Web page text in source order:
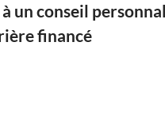
un conseil
financé